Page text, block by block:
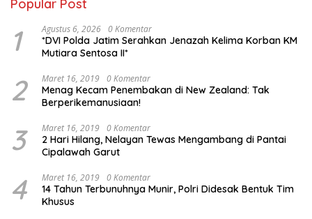
Popular Post
1 Agustus 6, 2026 0 Komentar
*DVI Polda Jatim Serahkan Jenazah Kelima Korban KM
Mutiara Sentosa II*
2 Maret 16, 2019 0 Komentar
Menag Kecam Penembakan di New Zealand: Tak
Berperikemanusiaan!
3 Maret 16, 2019 0 Komentar
2 Hari Hilang, Nelayan Tewas Mengambang di Pantai
Cipalawah Garut
4 Maret 16, 2019 0 Komentar
14 Tahun Terbunuhnya Munir, Polri Didesak Bentuk Tim
Khusus